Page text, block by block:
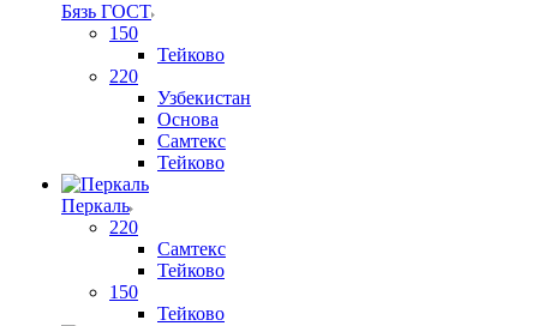
Бязь ГОСТ
150
Тейково
220
Узбекистан
Основа
Самтекс
Тейково
Перкаль
220
Самтекс
Тейково
150
Тейково